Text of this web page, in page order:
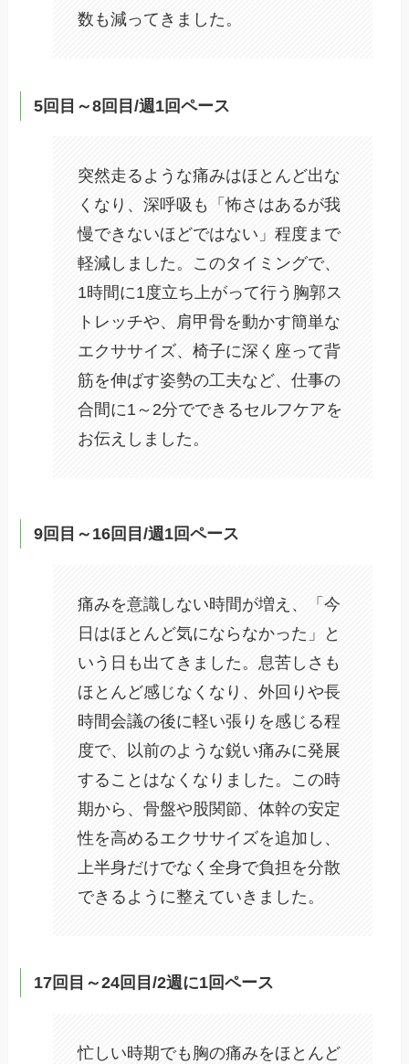
数も減ってきました。
5回目～8回目/週1回ペース
突然走るような痛みはほとんど出な
くなり、深呼吸も「怖さはあるが我
慢できないほどではない」程度まで
軽減しました。このタイミングで、
1時間に1度立ち上がって行う胸郭ス
トレッチや、肩甲骨を動かす簡単な
エクササイズ、椅子に深く座って背
筋を伸ばす姿勢の工夫など、仕事の
合間に1～2分でできるセルフケアを
お伝えしました。
9回目～16回目/週1回ペース
痛みを意識しない時間が増え、「今
日はほとんど気にならなかった」と
いう日も出てきました。息苦しさも
ほとんど感じなくなり、外回りや長
時間会議の後に軽い張りを感じる程
度で、以前のような鋭い痛みに発展
することはなくなりました。この時
期から、骨盤や股関節、体幹の安定
性を高めるエクササイズを追加し、
上半身だけでなく全身で負担を分散
できるように整えていきました。
17回目～24回目/2週に1回ペース
忙しい時期でも胸の痛みをほとんど